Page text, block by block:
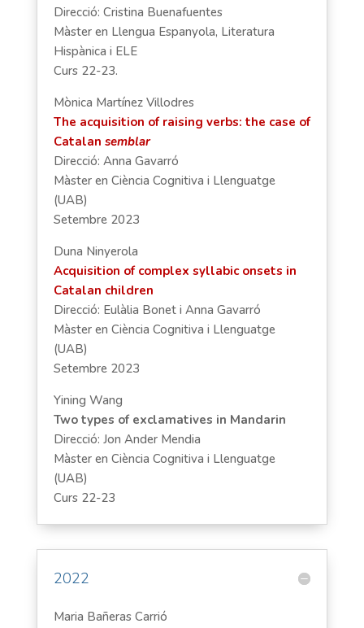
Direcció: Cristina Buenafuentes
Màster en Llengua Espanyola, Literatura
Hispànica i ELE
Curs 22-23.
Mònica Martínez Villodres
The acquisition of raising verbs: the case of
Catalan semblar
Direcció: Anna Gavarró
Màster en Ciència Cognitiva i Llenguatge
(UAB)
Setembre 2023
Duna Ninyerola
Acquisition of complex syllabic onsets in
Catalan children
Direcció: Eulàlia Bonet i Anna Gavarró
Màster en Ciència Cognitiva i Llenguatge
(UAB)
Setembre 2023
Yining Wang
Two types of exclamatives in Mandarin
Direcció: Jon Ander Mendia
Màster en Ciència Cognitiva i Llenguatge
(UAB)
Curs 22-23
2022
Maria Bañeras Carrió